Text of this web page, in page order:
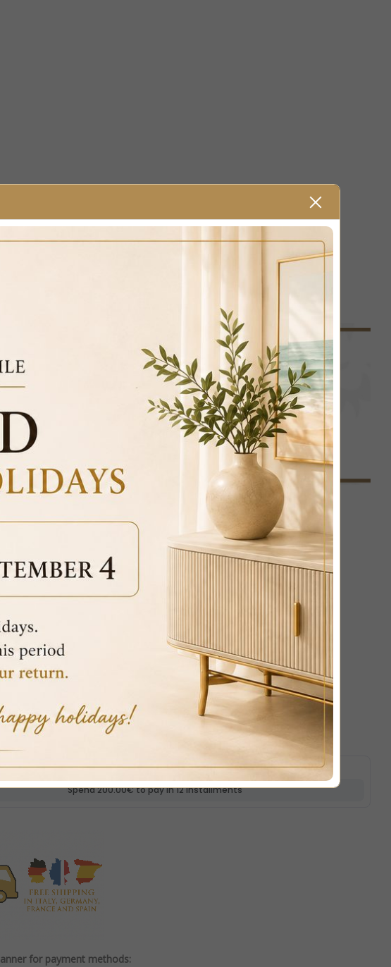
GOLD CERAMIC AMPHORA VASE WITH DECORATED
COD. VI47
100% secure payments
for payment methods: